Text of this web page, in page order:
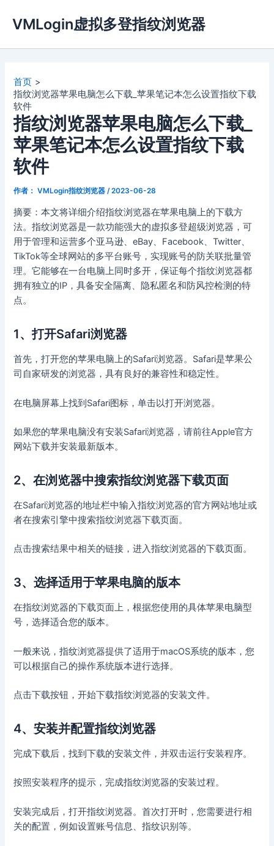
容
VMLogin虚拟多登指纹浏览器
首页
指纹浏览器苹果电脑怎么下载_苹果笔记本怎么设置指纹下载
软件
指纹浏览器苹果电脑怎么下载_
苹果笔记本怎么设置指纹下载
软件
作者： VMLogin指纹浏览器 /2023-06-28
摘要：本文将详细介绍指纹浏览器在苹果电脑上的下载方
法。指纹浏览器是一款功能强大的虚拟多登超级浏览器，可
用于管理和运营多个亚马逊、eBay、Facebook、Twitter、
TikTok等全球网站的多平台账号，实现账号的防关联批量管
理。它能够在一台电脑上同时多开，保证每个指纹浏览器都
拥有独立的IP，具备安全隔离、隐私匿名和防风控检测的特
点。
1、打开Safari浏览器
首先，打开您的苹果电脑上的Safari浏览器。Safari是苹果公
司自家研发的浏览器，具有良好的兼容性和稳定性。
在电脑屏幕上找到Safari图标，单击以打开浏览器。
如果您的苹果电脑没有安装Safari浏览器，请前往Apple官方
网站下载并安装最新版本。
2、在浏览器中搜索指纹浏览器下载页面
在Safari浏览器的地址栏中输入指纹浏览器的官方网站地址或
者在搜索引擎中搜索指纹浏览器下载页面。
点击搜索结果中相关的链接，进入指纹浏览器的下载页面。
3、选择适用于苹果电脑的版本
在指纹浏览器的下载页面上，根据您使用的具体苹果电脑型
号，选择适合您的版本。
一般来说，指纹浏览器提供了适用于macOS系统的版本，您
可以根据自己的操作系统版本进行选择。
点击下载按钮，开始下载指纹浏览器的安装文件。
4、安装并配置指纹浏览器
完成下载后，找到下载的安装文件，并双击运行安装程序。
按照安装程序的提示，完成指纹浏览器的安装过程。
安装完成后，打开指纹浏览器。首次打开时，您需要进行相
关的配置，例如设置账号信息、指纹识别等。